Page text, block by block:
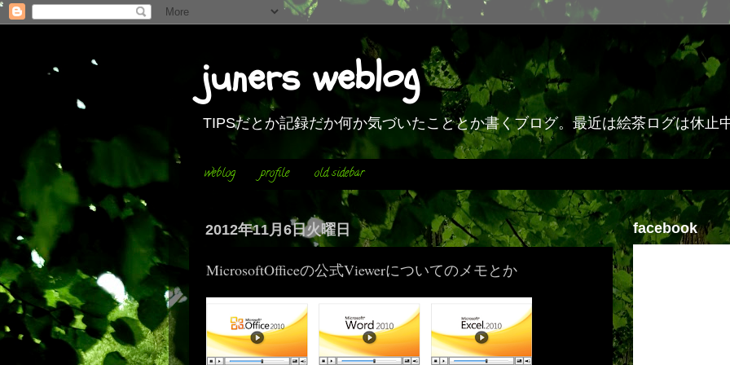
juners weblog
TIPSだとか記録だか何か気づいたこととか書くブログ。最近は絵茶ログは休止
weblog profile old sidebar
2012年11月6日火曜日
MicrosoftOfficeの公式Viewerについてのメモとか
facebook